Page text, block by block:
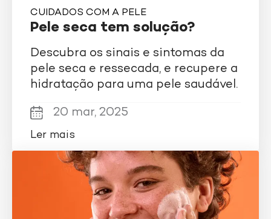
CUIDADOS COM A PELE
Pele seca tem solução?
Descubra os sinais e sintomas da
pele seca e ressecada, e recupere a
hidratação para uma pele saudável.
20 mar, 2025
Ler mais